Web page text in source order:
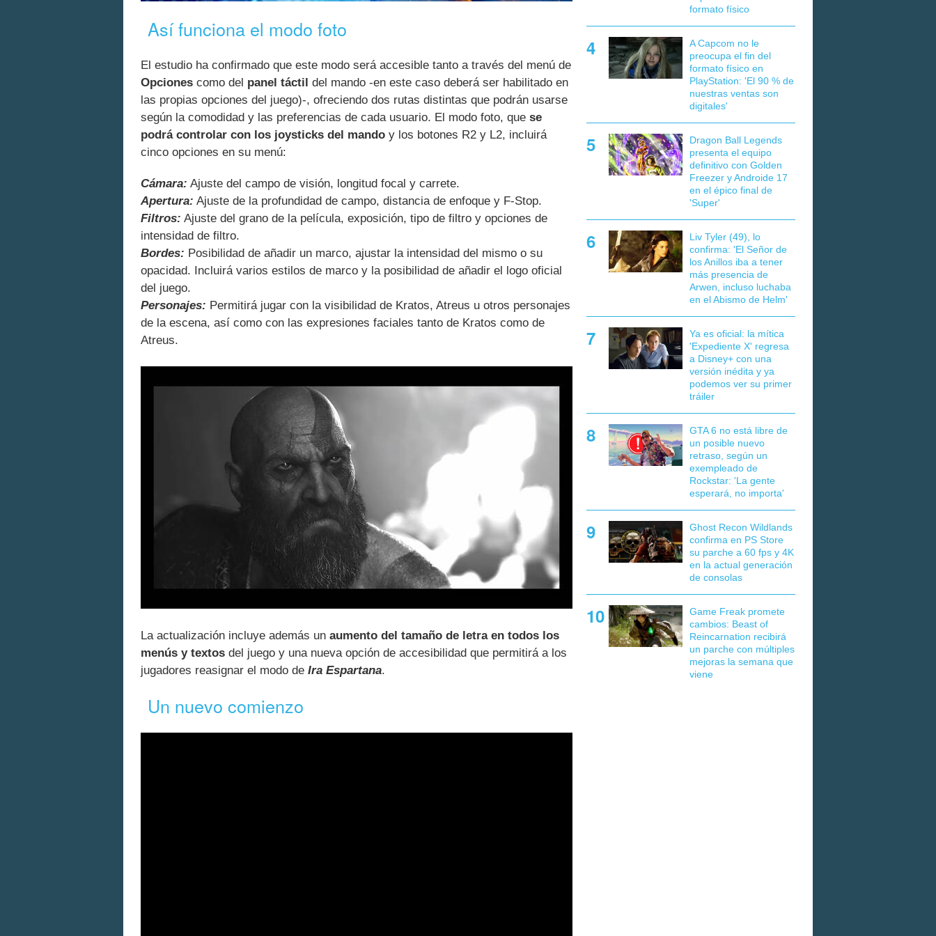
Así funciona el modo foto
El estudio ha confirmado que este modo será accesible tanto a través del menú de
Opciones como del panel táctil del mando -en este caso deberá ser habilitado en
las propias opciones del juego)-, ofreciendo dos rutas distintas que podrán usarse
según la comodidad y las preferencias de cada usuario. El modo foto, que se
podrá controlar con los joysticks del mando y los botones R2 y L2, incluirá
cinco opciones en su menú:
Cámara: Ajuste del campo de visión, longitud focal y carrete.
Apertura: Ajuste de la profundidad de campo, distancia de enfoque y F-Stop.
Filtros: Ajuste del grano de la película, exposición, tipo de filtro y opciones de
intensidad de filtro.
Bordes: Posibilidad de añadir un marco, ajustar la intensidad del mismo o su
opacidad. Incluirá varios estilos de marco y la posibilidad de añadir el logo oficial
del juego.
Personajes: Permitirá jugar con la visibilidad de Kratos, Atreus u otros personajes
de la escena, así como con las expresiones faciales tanto de Kratos como de
Atreus.
La actualización incluye además un aumento del tamaño de letra en todos los
menús y textos del juego y una nueva opción de accesibilidad que permitirá a los
jugadores reasignar el modo de Ira Espartana.
Un nuevo comienzo
formato físico
A Capcom no le
preocupa el fin del
formato físico en
PlayStation: 'El 90 % de
nuestras ventas son
digitales'
Dragon Ball Legends
presenta el equipo
definitivo con Golden
Freezer y Androide 17
en el épico final de
'Super'
Liv Tyler (49), lo
confirma: 'El Señor de
los Anillos iba a tener
más presencia de
Arwen, incluso luchaba
en el Abismo de Helm'
Ya es oficial: la mítica
'Expediente X' regresa
a Disney+ con una
versión inédita y ya
podemos ver su primer
tráiler
GTA 6 no está libre de
un posible nuevo
retraso, según un
exempleado de
Rockstar: 'La gente
esperará, no importa'
Ghost Recon Wildlands
confirma en PS Store
su parche a 60 fps y 4K
en la actual generación
de consolas
Game Freak promete
cambios: Beast of
Reincarnation recibirá
un parche con múltiples
mejoras la semana que
viene